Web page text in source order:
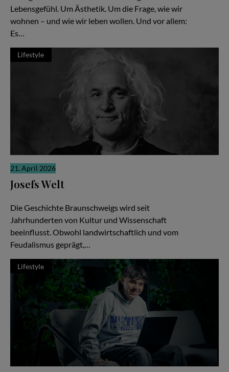
Lebensgefühl. Um Ästhetik. Um die Frage, wie wir
wohnen – und wie wir leben wollen. Und vor allem:
Es…
Lifestyle
21. April 2026
Josefs Welt
Die Geschichte Braunschweigs wird seit
Jahrhunderten von Kultur und Wissenschaft
beeinflusst. Obwohl landwirtschaftlich und vom
Feudalismus geprägt,…
Lifestyle